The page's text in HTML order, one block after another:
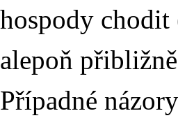
hospody chodit
alepoň
Případné